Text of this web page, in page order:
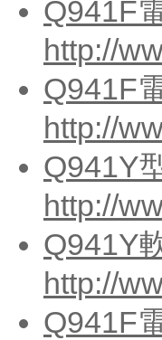
Q941F
http://
Q941F
http://
Q941Y
http://
Q941Y
http://
Q941F